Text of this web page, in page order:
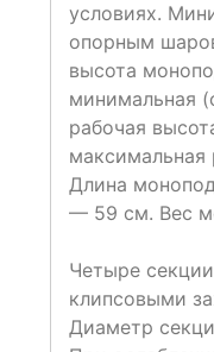
условиях.
опорным
высота
минимальная
рабочая
Длина
— 59 см. Вес
Четыре
клипсовыми
Диаметр